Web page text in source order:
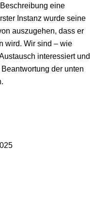
eine
Instanz wurde seine
auszugehen, dass er
wird. Wir sind – wie
interessiert und
der unten